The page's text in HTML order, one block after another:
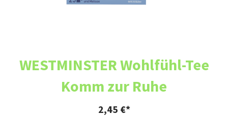
WESTMINSTER Wohlfühl-Tee
Komm zur Ruhe
2,45 €